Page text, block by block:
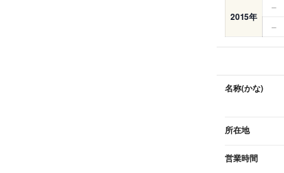
2015年
–
–
名称(かな)
所在地
営業時間